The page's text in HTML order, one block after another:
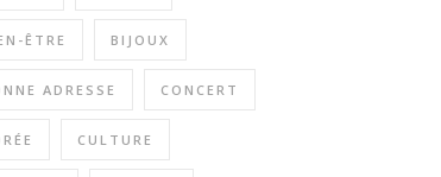
ÊTRE BIJOUX
ADRESSE CONCERT
CULTURE